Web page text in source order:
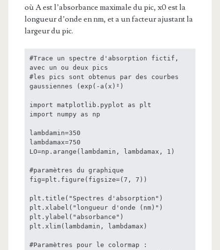
où A est l’absorbance maximale du pic, x0 est la
longueur d’onde en nm, et a un facteur ajustant la
largeur du pic.
#Trace un spectre d'absorption fictif,
avec un ou deux pics
#les pics sont obtenus par des courbes
gaussiennes (exp(-a(x)²)
import matplotlib.pyplot as plt
import numpy as np
lambdamin=350
lambdamax=750
LO=np.arange(lambdamin, lambdamax, 1)
#paramètres du graphique
fig=plt.figure(figsize=(7, 7))
plt.title("Spectres d'absorption")
plt.xlabel("longueur d'onde (nm)")
plt.ylabel("absorbance")
plt.xlim(lambdamin, lambdamax)
#Paramètres pour le colormap :